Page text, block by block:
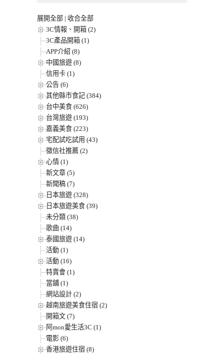
展開全部 | 收合全部
3C情報、開箱 (2)
3C產品開箱 (1)
APP介紹 (8)
中國旅遊 (8)
信用卡 (1)
公告 (6)
其他縣市食記 (384)
台中美食 (626)
台灣旅遊 (193)
嘉義美食 (223)
宅配試吃試用 (43)
徵信社推薦 (2)
心情 (1)
新文章 (5)
新聞稿 (7)
日本旅遊 (328)
日本旅遊美食 (39)
未分類 (38)
歌曲 (14)
泰國旅遊 (14)
活動 (1)
活動 (16)
特賣會 (1)
當鋪 (1)
網站設計 (2)
越南旅遊美食住宿 (2)
開箱文 (7)
阿mon愛生活3C (1)
電影 (6)
香港旅遊住宿 (8)